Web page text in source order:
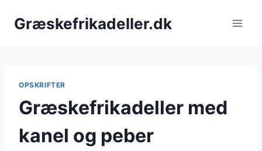
Græskefrikadeller.dk
OPSKRIFTER
Græskefrikadeller med
kanel og peber